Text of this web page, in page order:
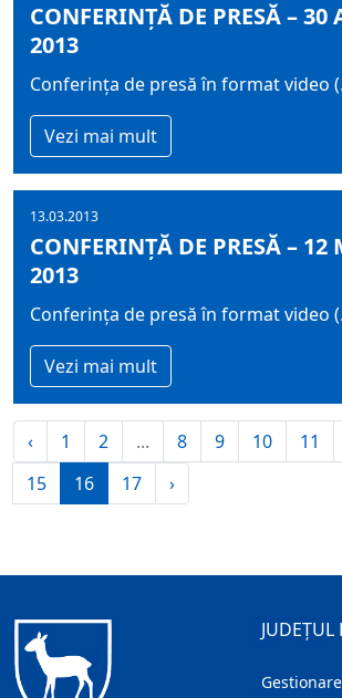
CONFERINȚĂ DE PRESĂ – 30
2013
Conferința de presă în format video
Vezi mai mult
13.03.2013
CONFERINȚĂ DE PRESĂ – 12
2013
Conferința de presă în format video
Vezi mai mult
‹ 1 2 ... 8 9 10 11
15
16 17 ›